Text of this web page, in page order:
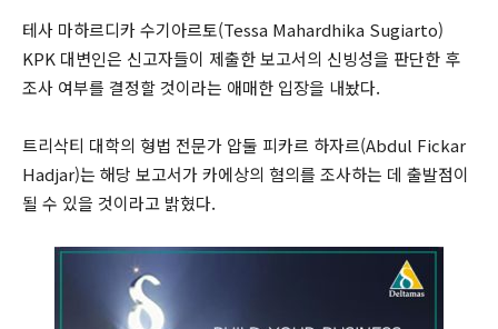
테사 마하르디카 수기아르토(Tessa Mahardhika Sugiarto)
KPK 대변인은 신고자들이 제출한 보고서의 신빙성을 판단한 후
조사 여부를 결정할 것이라는 애매한 입장을 내놨다.
트리삭티 대학의 형법 전문가 압둘 피카르 하자르(Abdul Fickar
Hadjar)는 해당 보고서가 카에상의 혐의를 조사하는 데 출발점이
될 수 있을 것이라고 밝혔다.